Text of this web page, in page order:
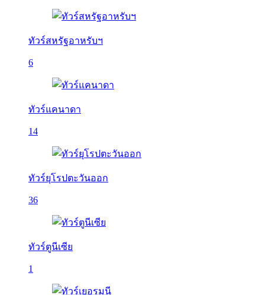
ทัวร์สหรัฐอาหรับฯ
6
ทัวร์แคนาดา
14
ทัวร์ยุโรปตะวันออก
36
ทัวร์ตูนีเซีย
1